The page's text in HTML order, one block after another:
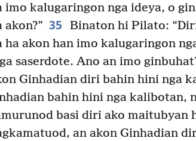
imo kalugaringon nga ideya, o
akon?” 35
Binaton hi Pilato:
ha akon han imo kalugaringon
saserdote. Ano an imo
Ginhadian diri bahin hini nga
bahin hini nga kalibotan,
basi diri ako maitubyan
an akon Ginhadian